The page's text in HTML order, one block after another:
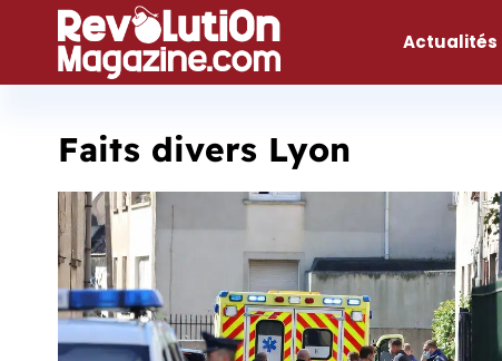
contenu
Actualités
Faits divers Lyon